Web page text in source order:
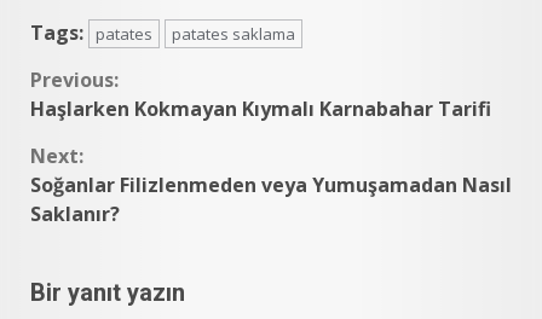
Tags:
patates patates saklama
Continue
Reading
Previous:
Haşlarken Kokmayan Kıymalı Karnabahar Tarifi
Next:
Soğanlar Filizlenmeden veya Yumuşamadan Nasıl
Saklanır?
Bir yanıt yazın